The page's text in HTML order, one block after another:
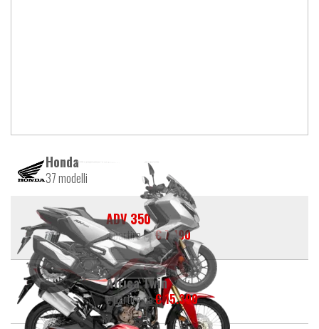
Honda
37 modelli
ADV 350
a partire da€ 7.190
Africa Twin
a partire da€ 15.390